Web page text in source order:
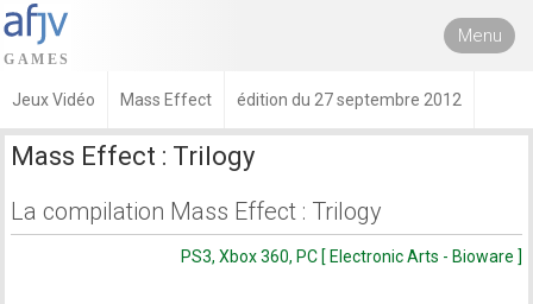
Menu
Jeux Vidéo Mass Effect édition du 27 septembre 2012
Mass Effect : Trilogy
La compilation Mass Effect : Trilogy
PS3, Xbox 360, PC [ Electronic Arts - Bioware ]